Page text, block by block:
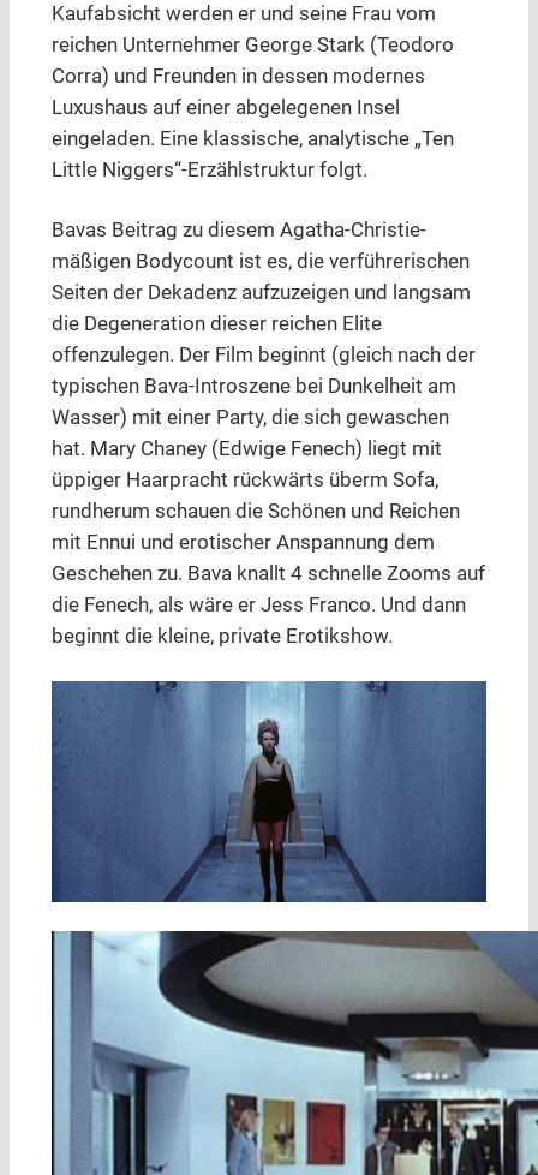
Kaufabsicht werden er und seine Frau vom
reichen Unternehmer George Stark (Teodoro
Corra) und Freunden in dessen modernes
Luxushaus auf einer abgelegenen Insel
eingeladen. Eine klassische, analytische „Ten
Little Niggers“-Erzählstruktur folgt.
Bavas Beitrag zu diesem Agatha-Christie-
mäßigen Bodycount ist es, die verführerischen
Seiten der Dekadenz aufzuzeigen und langsam
die Degeneration dieser reichen Elite
offenzulegen. Der Film beginnt (gleich nach der
typischen Bava-Introszene bei Dunkelheit am
Wasser) mit einer Party, die sich gewaschen
hat. Mary Chaney (Edwige Fenech) liegt mit
üppiger Haarpracht rückwärts überm Sofa,
rundherum schauen die Schönen und Reichen
mit Ennui und erotischer Anspannung dem
Geschehen zu. Bava knallt 4 schnelle Zooms auf
die Fenech, als wäre er Jess Franco. Und dann
beginnt die kleine, private Erotikshow.